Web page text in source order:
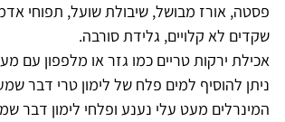
פסטה, אורז מבושל, שיבולת שועל, תפוחי
שקדים לא קלויים, גלידת סורבה.
אכילת ירקות טריים כמו גזר או מלפפון עם
ניתן להוסיף למים פלח של לימון טרי דבר
המינרלים מעט עלי נענע ופלחי לימון דבר